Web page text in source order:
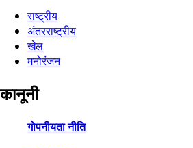
राष्ट्रीय
अंतरराष्ट्रीय
खेल
मनोरंजन
कानूनी
गोपनीयता नीति